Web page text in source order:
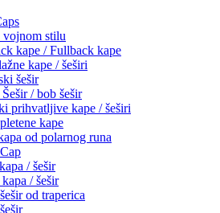
vojnom stilu
kape / Fullback kape
kape / šeširi
šešir
/ bob šešir
prihvatljive kape / šeširi
kape
od polarnog runa
/ šešir
/ šešir
od traperica